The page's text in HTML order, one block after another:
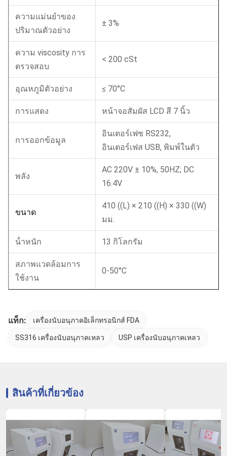
ความแม่นยําของ
ปริมาณตัวอย่าง
± 3%
ความ viscosity การ
ตรวจสอบ
< 200 cSt
อุณหภูมิตัวอย่าง ≤ 70°C
การแสดง หน้าจอสัมผัส LCD สี 7 นิ้ว
การออกข้อมูล
อินเตอร์เฟซ RS232,
อินเตอร์เฟส USB, พิมพ์ในตัว
พลัง
AC 220V ± 10%, 50HZ; DC
16.4V
ขนาด
410 ((L) × 210 ((H) × 330 ((W)
มม.
น้ําหนัก 13 กิโลกรัม
สภาพแวดล้อมการ
ใช้งาน
0-50°C
แท็ก: เครื่องนับอนุภาคอิเล็กทรอนิกส์ FDA
SS316 เครื่องนับอนุภาคเหลว USP เครื่องนับอนุภาคเหลว
สินค้าที่เกี่ยวข้อง